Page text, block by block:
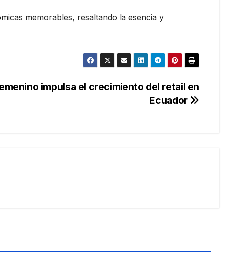
memorables, resaltando la esencia y
impulsa el crecimiento del retail en
Ecuador